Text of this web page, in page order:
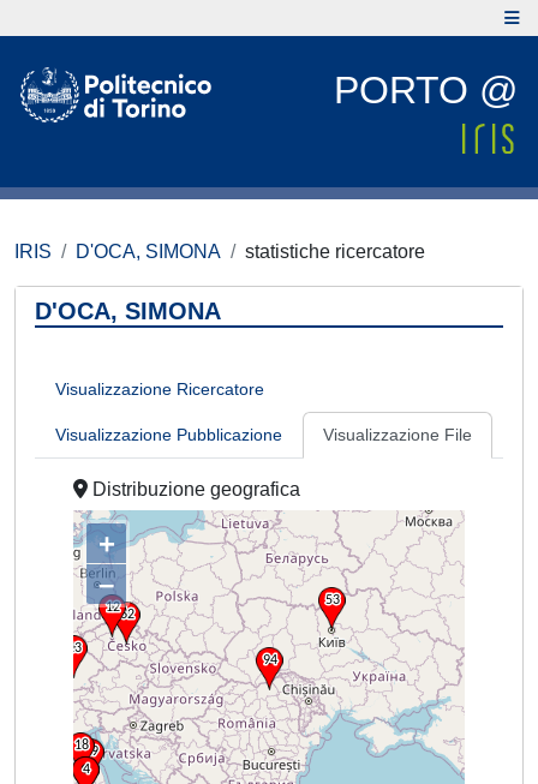
PORTO @
IRIS D'OCA, SIMONA statistiche ricercatore
D'OCA, SIMONA
Visualizzazione Ricercatore
Visualizzazione Pubblicazione Visualizzazione File
Distribuzione geografica
+
–